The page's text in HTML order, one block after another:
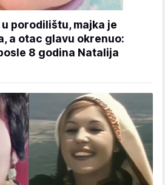
porodilištu, majka je
a otac glavu okrenuo:
8 godina Natalija